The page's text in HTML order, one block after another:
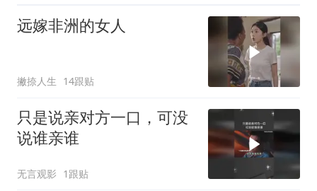
远嫁非洲的女人
撇捺人生 14跟贴
只是说亲对方一口，可没
说谁亲谁
无言观影 1跟贴